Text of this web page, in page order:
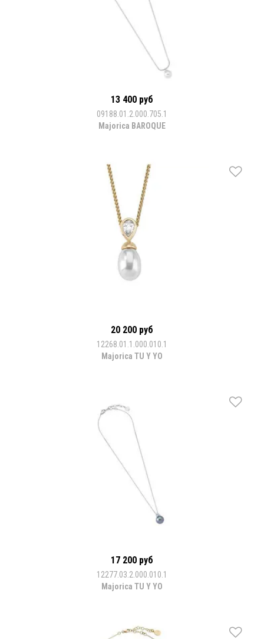
13 400 руб
09188.01.2.000.705.1
Majorica BAROQUE
20 200 руб
12268.01.1.000.010.1
Majorica TU Y YO
17 200 руб
12277.03.2.000.010.1
Majorica TU Y YO